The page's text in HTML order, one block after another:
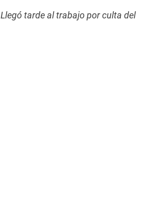
Llegó tarde al trabajo por culta del